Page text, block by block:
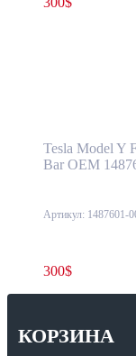
Tesla Model Y
Bar OEM
Артикул: 1487601-
300$
КОРЗИНА